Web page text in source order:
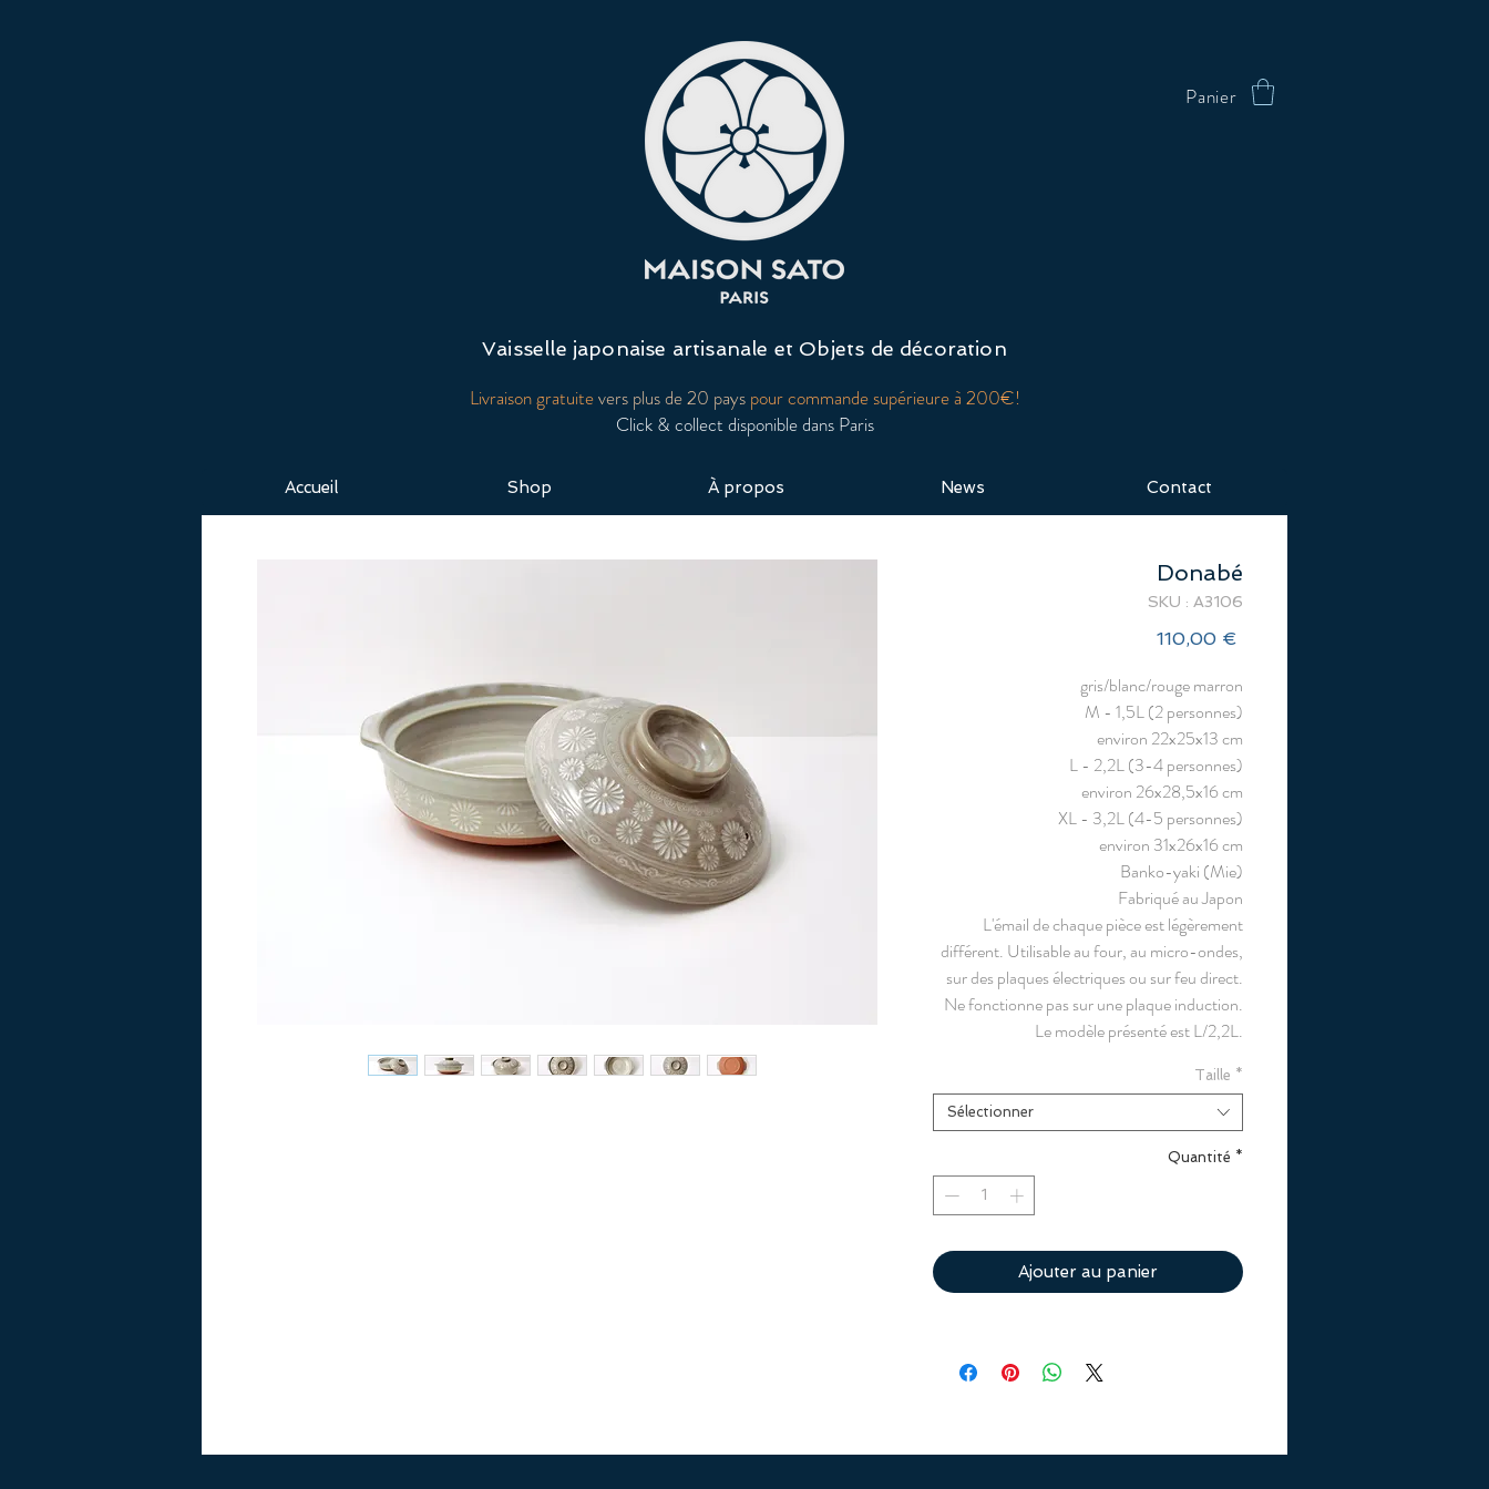
Panier
Vaisselle japonaise artisanale et Objets de décoration
Livraison gratuitevers plus de 20 payspour commande supérieure à 200€!
Click & collect disponible dans Paris
Accueil Shop À propos News Contact
Donabé
SKU : A3106
110,00 €
gris/blanc/rouge marron
M - 1,5L (2 personnes)
environ 22x25x13 cm
L - 2,2L (3-4 personnes)
environ 26x28,5x16 cm
XL - 3,2L (4-5 personnes)
environ 31x26x16 cm
Banko-yaki (Mie)
Fabriqué au Japon
L'émail de chaque pièce est légèrement
différent. Utilisable au four, au micro-ondes,
sur des plaques électriques ou sur feu direct.
Ne fonctionne pas sur une plaque induction.
Le modèle présenté est L/2,2L.
Taille *
Sélectionner
Quantité *
Ajouter au panier